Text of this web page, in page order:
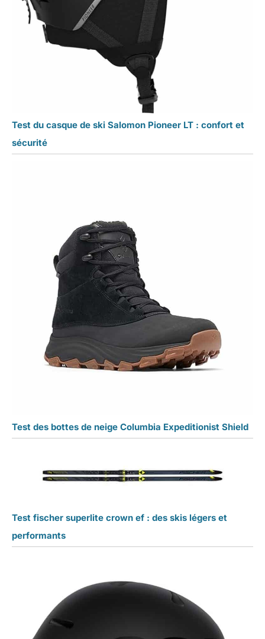
Test du casque de ski Salomon Pioneer LT : confort et
sécurité
Test des bottes de neige Columbia Expeditionist Shield
Test fischer superlite crown ef : des skis légers et
performants